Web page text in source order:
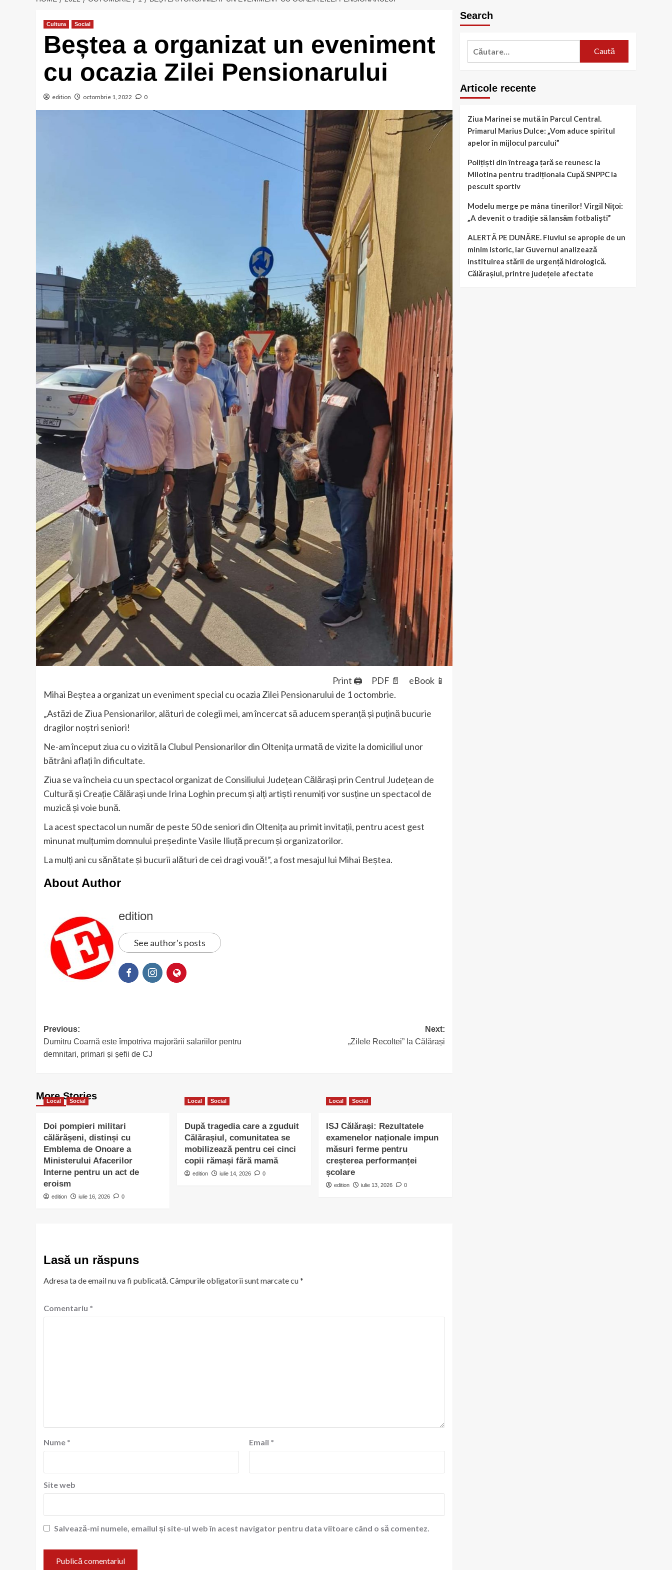
Cultura Social
Beștea a organizat un eveniment
cu ocazia Zilei Pensionarului
edition octombrie 1, 2022 0
Print 🖨 PDF 📄
eBook 📱
Mihai Beștea a organizat un eveniment special cu ocazia Zilei Pensionarului de 1 octombrie.
„Astăzi de Ziua Pensionarilor, alături de colegii mei, am încercat să aducem speranță și puțină bucurie
dragilor noștri seniori!
Ne-am început ziua cu o vizită la Clubul Pensionarilor din Oltenița urmată de vizite la domiciliul unor
bătrâni aflați în dificultate.
Ziua se va încheia cu un spectacol organizat de Consiliului Județean Călărași prin Centrul Județean de
Cultură și Creație Călărași unde Irina Loghin precum și alți artiști renumiți vor susține un spectacol de
muzică și voie bună.
La acest spectacol un număr de peste 50 de seniori din Oltenița au primit invitații, pentru acest gest
minunat mulțumim domnului președinte Vasile Iliuță precum și organizatorilor.
La mulți ani cu sănătate și bucurii alături de cei dragi vouă!”, a fost mesajul lui Mihai Beștea.
About Author
edition
See author's posts
Post
navigation
Previous:
Dumitru Coarnă este împotriva majorării salariilor pentru
demnitari, primari și șefii de CJ
Next:
„Zilele Recoltei” la Călărași
More Stories
Local Social
Doi pompieri militari
călărășeni, distinși cu
Emblema de Onoare a
Ministerului Afacerilor
Interne pentru un act de
eroism
edition iulie 16, 2026 0
Local Social
După tragedia care a zguduit
Călărașiul, comunitatea se
mobilizează pentru cei cinci
copii rămași fără mamă
edition iulie 14, 2026 0
Local Social
ISJ Călărași: Rezultatele
examenelor naționale impun
măsuri ferme pentru
creșterea performanței
școlare
edition iulie 13, 2026 0
Lasă un răspuns
Adresa ta de email nu va fi publicată. Câmpurile obligatorii sunt marcate cu*
Comentariu *
Nume * Email *
Site web
Salvează-mi numele, emailul și site-ul web în acest navigator pentru data viitoare când o să comentez.
Search
Caută
Articole recente
Ziua Marinei se mută în Parcul Central.
Primarul Marius Dulce: „Vom aduce spiritul
apelor în mijlocul parcului”
Polițiști din întreaga țară se reunesc la
Milotina pentru tradiționala Cupă SNPPC la
pescuit sportiv
Modelu merge pe mâna tinerilor! Virgil Nițoi:
„A devenit o tradiție să lansăm fotbaliști”
ALERTĂ PE DUNĂRE. Fluviul se apropie de un
minim istoric, iar Guvernul analizează
instituirea stării de urgență hidrologică.
Călărașiul, printre județele afectate